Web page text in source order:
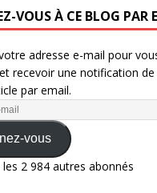
VOUS À CE BLOG PAR
adresse e-mail pour
recevoir une notification de
par email.
vous
les 2 984 autres abonnés